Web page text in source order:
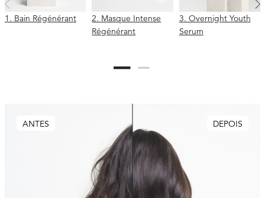
1. Bain Régénérant
2. Masque Intense
Régénérant
3. Overnight Youth
Serum
DEPOIS
ANTES